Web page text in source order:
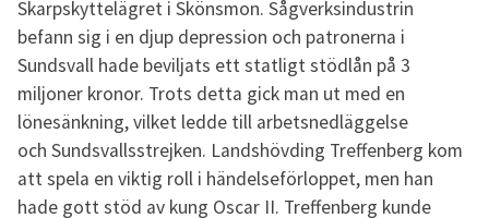
Skarpskyttelägret i Skönsmon. Sågverksindustrin
befann sig i en djup depression och patronerna i
Sundsvall hade beviljats ett statligt stödlån på 3
miljoner kronor. Trots detta gick man ut med en
lönesänkning, vilket ledde till arbetsnedläggelse
och Sundsvallsstrejken. Landshövding Treffenberg kom
att spela en viktig roll i händelseförloppet, men han
hade gott stöd av kung Oscar II. Treffenberg kunde